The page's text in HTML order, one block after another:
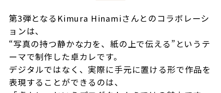
第3弾となるKimura Hinamiさんとのコラボレーシ
ョンは、
“写真の持つ静かな力を、紙の上で伝える”というテ
ーマで制作した卓カレです。
デジタルではなく、実際に手元に置ける形で作品を
表現することができるのは、